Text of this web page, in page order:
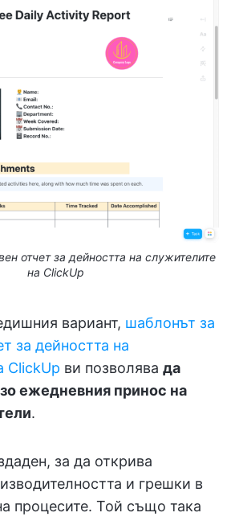
отчет за дейността на служителите
на ClickUp
вариант, шаблонът за
за дейността на
ClickUp ви позволява да
ежедневния принос на
.
за да открива
и грешки в
процесите. Той също така